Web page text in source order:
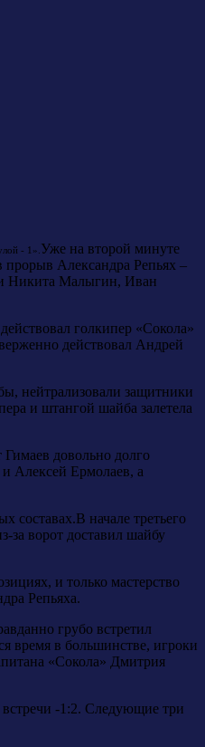
- 1». Уже на второй минуте
прорыв Александра Репьях –
Никита Малыгин, Иван
голкипер «Сокола»
действовал Андрей
нейтрализовали защитники
и штангой шайба залетела
довольно долго
Алексей Ермолаев, а
составах.В начале третьего
за ворот доставил шайбу
и только мастерство
Репьяха.
грубо встретил
время в большинстве, игроки
«Сокола» Дмитрия
встречи -1:2. Следующие три